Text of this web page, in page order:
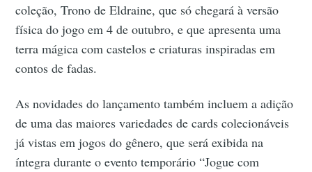
coleção, Trono de Eldraine, que só chegará à versão
física do jogo em 4 de outubro, e que apresenta uma
terra mágica com castelos e criaturas inspiradas em
contos de fadas.
As novidades do lançamento também incluem a adição
de uma das maiores variedades de cards colecionáveis
já vistas em jogos do gênero, que será exibida na
íntegra durante o evento temporário “Jogue com